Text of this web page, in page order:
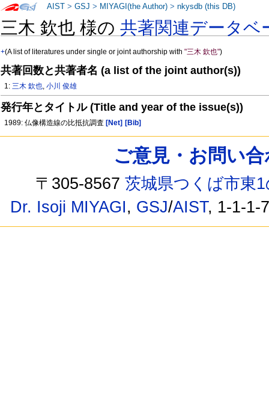
三木 欽也 様の共著関連データベ
+(A list of literatures under single or joint authorship with"三木 欽也")
共著回数と共著者名 (a list of the joint author(s))
1:三木 欽也,小川 俊雄
発行年とタイトル (Title and year of the issue(s))
1989: 仏像構造線の比抵抗調査 [Net] [Bib]
AIST >GSJ > MIYAGI(the Author) >nkysdb (this DB)
ご意見・お問い
〒305-8567茨城県つくば市東
Dr. Isoji MIYAGI, GSJ/AIST, 1-1-1-